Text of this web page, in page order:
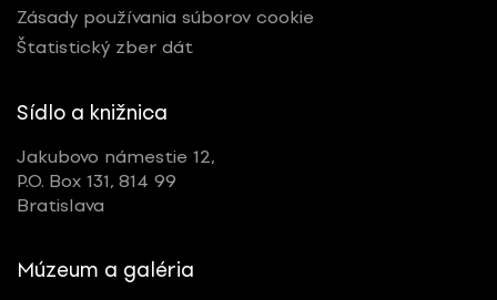
Zásady používania súborov cookie
Štatistický zber dát
Sídlo a knižnica
Jakubovo námestie 12,
P.O. Box 131, 814 99
Bratislava
Múzeum a galéria